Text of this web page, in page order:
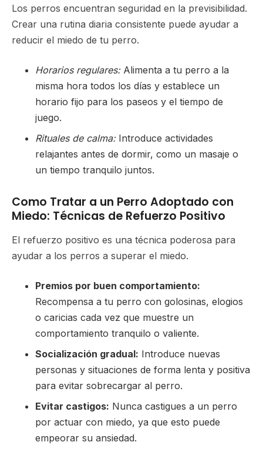
Los perros encuentran seguridad en la previsibilidad.
Crear una rutina diaria consistente puede ayudar a
reducir el miedo de tu perro.
Horarios regulares:Alimenta a tu perro a la
misma hora todos los días y establece un
horario fijo para los paseos y el tiempo de
juego.
Rituales de calma:Introduce actividades
relajantes antes de dormir, como un masaje o
un tiempo tranquilo juntos.
Como Tratar a un Perro Adoptado con
Miedo: Técnicas de Refuerzo Positivo
El refuerzo positivo es una técnica poderosa para
ayudar a los perros a superar el miedo.
Premios por buen comportamiento:
Recompensa a tu perro con golosinas, elogios
o caricias cada vez que muestre un
comportamiento tranquilo o valiente.
Socialización gradual: Introduce nuevas
personas y situaciones de forma lenta y positiva
para evitar sobrecargar al perro.
Evitar castigos: Nunca castigues a un perro
por actuar con miedo, ya que esto puede
empeorar su ansiedad.